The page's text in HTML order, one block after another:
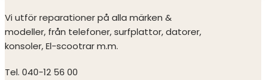
Vi utför reparationer på alla märken &
modeller, från telefoner, surfplattor, datorer,
konsoler, El-scootrar m.m.
Tel. 040-12 56 00